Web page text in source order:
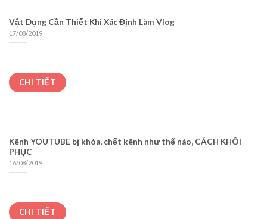
Vật Dụng Cần Thiết Khi Xác Định Làm Vlog
17/08/2019
CHI TIẾT
Kênh YOUTUBE bị khóa, chết kênh như thế nào, CÁCH KHÔI
PHỤC
16/08/2019
CHI TIẾT